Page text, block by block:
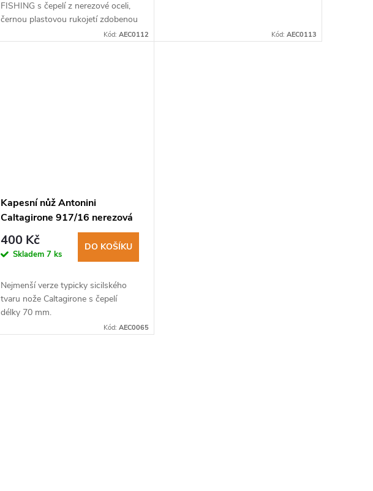
FISHING s čepelí z nerezové oceli,
černou plastovou rukojetí zdobenou
emblémem kotvy ve stříbrné barvě.
Kód: AEC0112 Kód: AEC0113
Kapesní nůž Antonini
Caltagirone 917/16 nerezová
čepel, rukojeť dřevo kotibé
400 Kč
Skladem7 ks
DO KOŠÍKU
Nejmenší verze typicky sicilského
tvaru nože Caltagirone s čepelí
délky 70 mm.
Kód: AEC0065